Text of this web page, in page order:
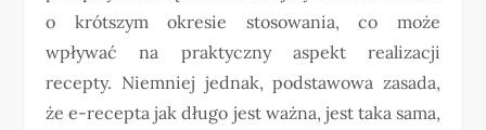
o krótszym okresie stosowania, co może
wpływać na praktyczny aspekt realizacji
recepty. Niemniej jednak, podstawowa zasada,
że e-recepta jak długo jest ważna, jest taka sama,